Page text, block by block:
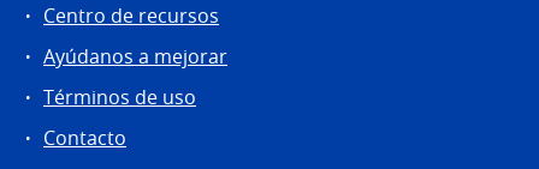
Centro de recursos
Ayúdanos a mejorar
Términos de uso
Contacto